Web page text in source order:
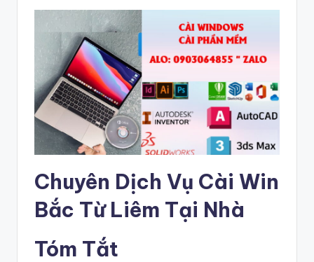
Chuyên Dịch Vụ Cài Win
Bắc Từ Liêm Tại Nhà
Tóm Tắt